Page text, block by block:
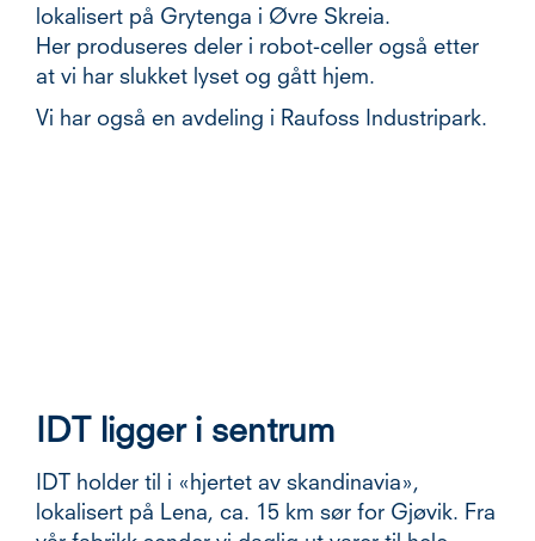
lokalisert på Grytenga i Øvre Skreia.
Her produseres deler i robot-celler også etter
at vi har slukket lyset og gått hjem.
Vi har også en avdeling i Raufoss Industripark.
IDT ligger i sentrum
IDT holder til i «hjertet av skandinavia»,
lokalisert på Lena, ca. 15 km sør for Gjøvik. Fra